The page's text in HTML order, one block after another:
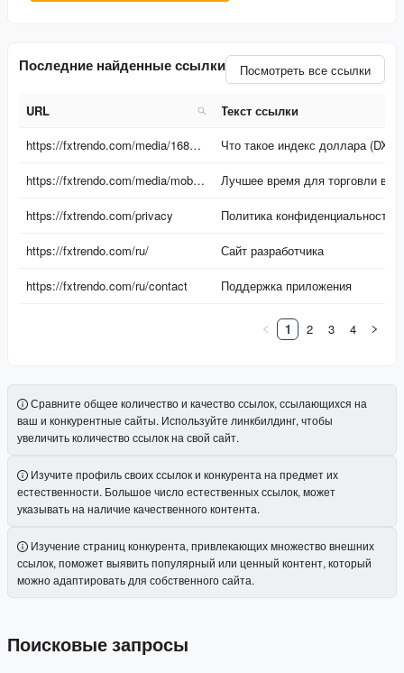
Последние найденные ссылки Посмотреть все ссылки
URL
Текст ссылки
URL
Текст ссылки
https://fxtrendo.com/media/1680200013.png
https://fxtrendo.com/media/mobile/1690208547.png
https://fxtrendo.com/privacy Политика конфиденциальности
https://fxtrendo.com/ru/ Сайт разработчика
https://fxtrendo.com/ru/contact Поддержка приложения
1 2 3 4
Сравните общее количество и качество ссылок, ссылающихся на
ваш и конкурентные сайты. Используйте линкбилдинг, чтобы
увеличить количество ссылок на свой сайт.
Изучите профиль своих ссылок и конкурента на предмет их
естественности. Большое число естественных ссылок, может
указывать на наличие качественного контента.
Изучение страниц конкурента, привлекающих множество внешних
ссылок, поможет выявить популярный или ценный контент, который
можно адаптировать для собственного сайта.
Поисковые запросы